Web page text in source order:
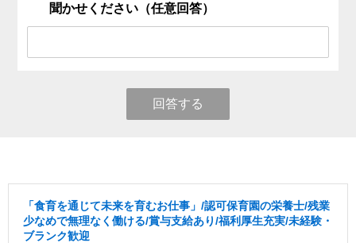
聞かせください（任意回答）
回答する
「食育を通じて未来を育むお仕事」/認可保育園の栄養士/残業
少なめで無理なく働ける/賞与支給あり/福利厚生充実/未経験・
ブランク歓迎